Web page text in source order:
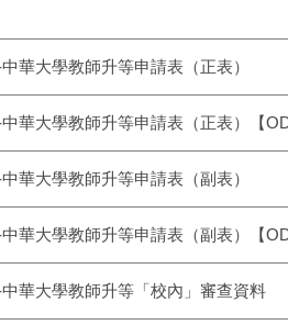
華大學教師升等申請表（正表）
華大學教師升等申請表（正表）【
華大學教師升等申請表（副表）
華大學教師升等申請表（副表）【
華大學教師升等「校內」審查資料